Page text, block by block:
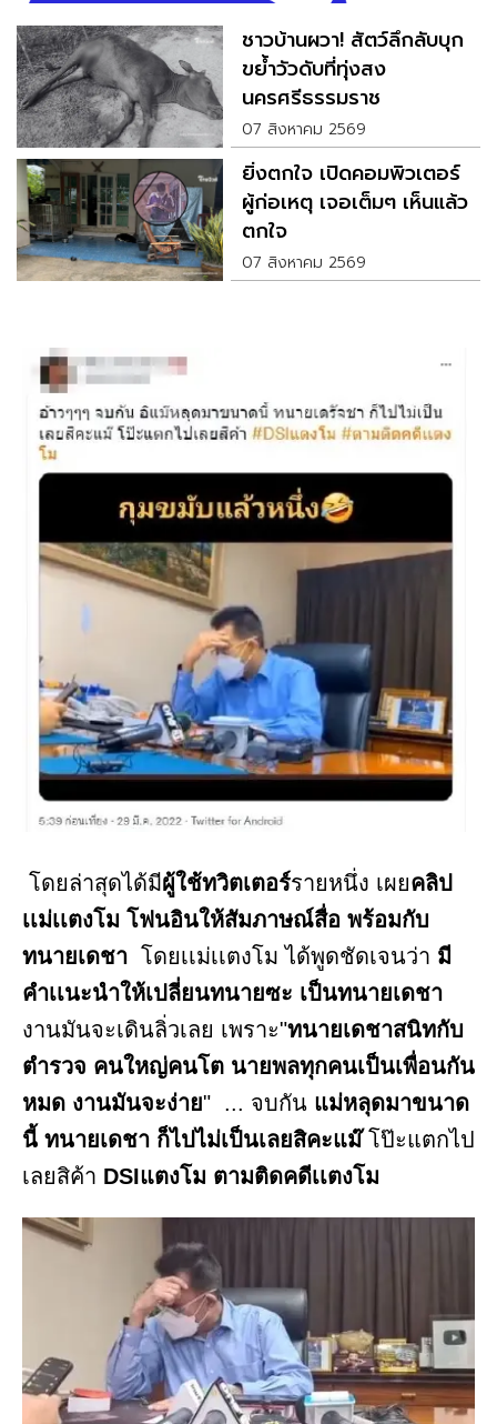
ชาวบ้านผวา! สัตว์ลึกลับบุก
ขย้ำวัวดับที่ทุ่งสง
นครศรีธรรมราช
07 สิงหาคม 2569
ยิ่งตกใจ เปิดคอมพิวเตอร์
ผู้ก่อเหตุ เจอเต็มๆ เห็นแล้ว
ตกใจ
07 สิงหาคม 2569
โดยล่าสุดได้มีผู้ใช้ทวิตเตอร์รายหนึ่ง เผยคลิป
เเม่เเตงโม โฟนอินให้สัมภาษณ์สื่อ พร้อมกับ
ทนายเดชา โดยเเม่เเตงโม ได้พูดชัดเจนว่า มี
คำเเนะนำให้เปลี่ยนทนายซะ เป็นทนายเดชา
งานมันจะเดินลิ่วเลย เพราะ"ทนายเดชาสนิทกับ
ตำรวจ คนใหญ่คนโต นายพลทุกคนเป็นเพื่อนกัน
หมด งานมันจะง่าย" ... จบกัน แม่หลุดมาขนาด
นี้ ทนายเดชา ก็ไปไม่เป็นเลยสิคะแม๊โป๊ะแตกไป
เลยสิค้า DSIแตงโม ตามติดคดีเเตงโม